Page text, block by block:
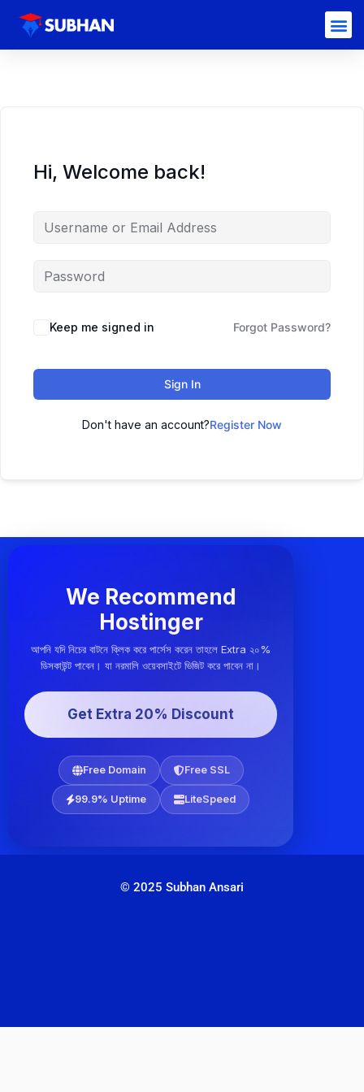
Hi, Welcome back!
Keep me signed in Forgot Password?
Sign In
Don't have an account?Register Now
We Recommend
Hostinger
আপনি যদি নিচের বাটনে ক্লিক করে পার্সেস করেন তাহলে Extra ২০%
ডিসকাউন্ট পাবেন। যা নরমালি ওয়েবসাইটে ভিজিট করে পাবেন না।
Get Extra 20% Discount
Free Domain Free SSL
99.9% Uptime LiteSpeed
© 2025 Subhan Ansari